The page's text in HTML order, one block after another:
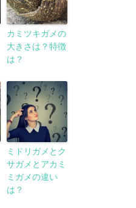
カミツキガメの
大きさは？特徴
は？
ミドリガメとク
サガメとアカミ
ミガメの違い
は？